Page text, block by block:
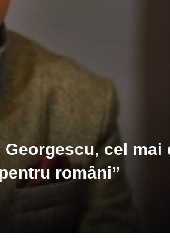
cel mai
români”